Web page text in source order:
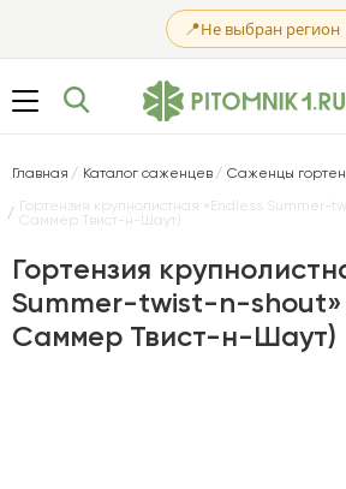
📍Не выбран регион
Главная Каталог саженцев
Саженцы
Гортензия крупнолистная «Endless Summer-
Саммер Твист-н-Шаут)
Гортензия
Summer-twist-n-
Саммер Твист-н-Шаут)